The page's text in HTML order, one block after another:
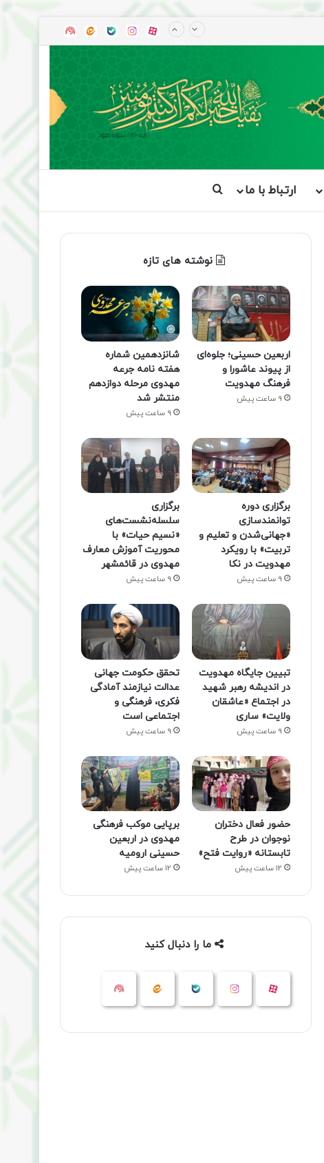
آپاراتاینستاگرام
بله ایتا
ارتباط با ما جستجو برای
نوشته های تازه
اربعین حسینی؛ جلوه‌ای
از پیوند عاشورا و
فرهنگ مهدویت
9 ساعت پیش
شانزدهمین شماره
هفته‌ نامه جرعه
مهدوی مرحله دوازدهم
منتشر شد
9 ساعت پیش
برگزاری دوره
توانمندسازی
«جهانی‌شدن و تعلیم و
تربیت» با رویکرد
مهدویت در نکا
9 ساعت پیش
برگزاری
سلسله‌نشست‌های
«نسیم حیات» با
محوریت آموزش معارف
مهدوی در قائمشهر
9 ساعت پیش
تبیین جایگاه مهدویت
در اندیشه رهبر شهید
در اجتماع «عاشقان
ولایت» ساری
9 ساعت پیش
تحقق حکومت جهانی
عدالت نیازمند آمادگی
فکری، فرهنگی و
اجتماعی است
9 ساعت پیش
حضور فعال دختران
نوجوان در طرح
تابستانه «روایت فتح»
12 ساعت پیش
برپایی موکب فرهنگی
مهدوی در اربعین
حسینی ارومیه
12 ساعت پیش
ما را دنبال کنید
آپارات اینستاگرام ایتا